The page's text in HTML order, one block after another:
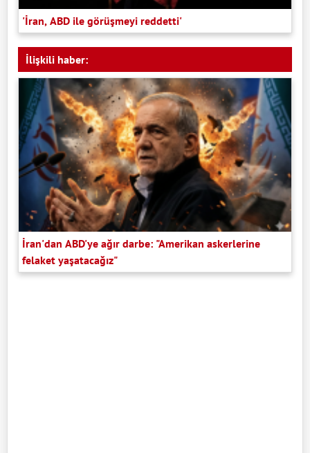
'İran, ABD ile görüşmeyi reddetti'
İlişkili haber:
İran'dan ABD'ye ağır darbe: "Amerikan askerlerine
felaket yaşatacağız"